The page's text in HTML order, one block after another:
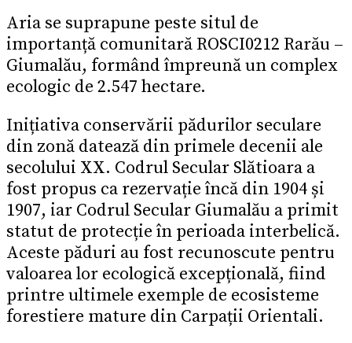
Aria se suprapune peste situl de
importanță comunitară ROSCI0212 Rarău –
Giumalău, formând împreună un complex
ecologic de 2.547 hectare.
Inițiativa conservării pădurilor seculare
din zonă datează din primele decenii ale
secolului XX. Codrul Secular Slătioara a
fost propus ca rezervație încă din 1904 și
1907, iar Codrul Secular Giumalău a primit
statut de protecție în perioada interbelică.
Aceste păduri au fost recunoscute pentru
valoarea lor ecologică excepțională, fiind
printre ultimele exemple de ecosisteme
forestiere mature din Carpații Orientali.